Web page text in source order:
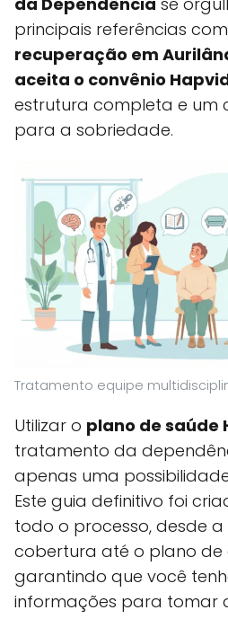
principais referências
recuperação em
aceita o convênio
estrutura completa e um
para a sobriedade.
Tratamento equipe
Utilizar o plano de saúde
tratamento da
apenas uma
Este guia definitivo foi
todo o processo, desde
cobertura até o plano
garantindo que você
informações para tomar